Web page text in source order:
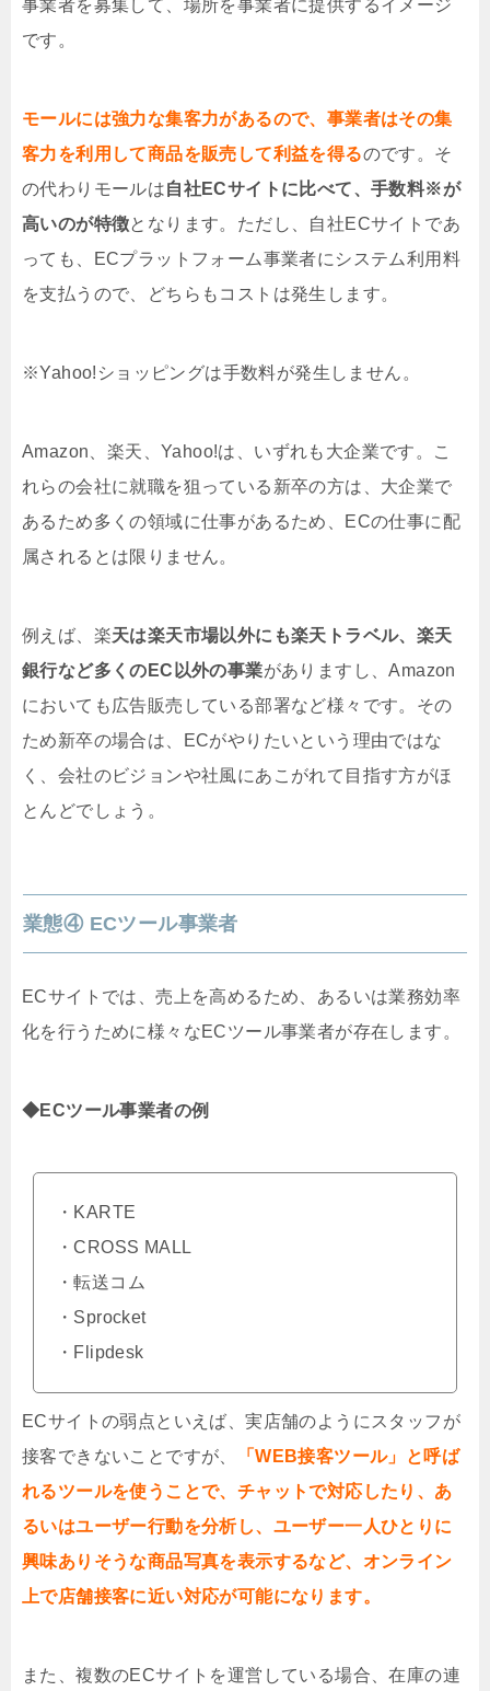
事業者を募集して、場所を事業者に提供するイメージ
です。
モールには強力な集客力があるので、事業者はその集
客力を利用して商品を販売して利益を得るのです。そ
の代わりモールは自社ECサイトに比べて、手数料※が
高いのが特徴となります。ただし、自社ECサイトであ
っても、ECプラットフォーム事業者にシステム利用料
を支払うので、どちらもコストは発生します。
※Yahoo!ショッピングは手数料が発生しません。
Amazon、楽天、Yahoo!は、いずれも大企業です。こ
れらの会社に就職を狙っている新卒の方は、大企業で
あるため多くの領域に仕事があるため、ECの仕事に配
属されるとは限りません。
例えば、楽天は楽天市場以外にも楽天トラベル、楽天
銀行など多くのEC以外の事業がありますし、Amazon
においても広告販売している部署など様々です。その
ため新卒の場合は、ECがやりたいという理由ではな
く、会社のビジョンや社風にあこがれて目指す方がほ
とんどでしょう。
業態④ ECツール事業者
ECサイトでは、売上を高めるため、あるいは業務効率
化を行うために様々なECツール事業者が存在します。
◆ECツール事業者の例
・KARTE
・CROSS MALL
・転送コム
・Sprocket
・Flipdesk
ECサイトの弱点といえば、実店舗のようにスタッフが
接客できないことですが、
「WEB接客ツール」と呼ば
れるツールを使うことで、チャットで対応したり、あ
るいはユーザー行動を分析し、ユーザー一人ひとりに
興味ありそうな商品写真を表示するなど、オンライン
上で店舗接客に近い対応が可能になります。
また、複数のECサイトを運営している場合、在庫の連